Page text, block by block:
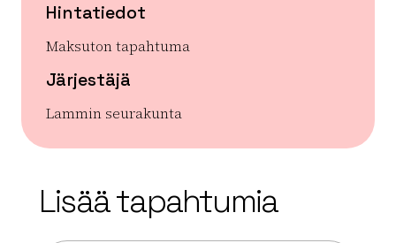
Hintatiedot
Maksuton tapahtuma
Järjestäjä
Lammin seurakunta
OpenStreetMap
Lisää tapahtumia